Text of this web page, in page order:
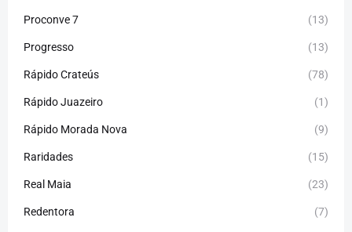
Proconve 7 (13)
Progresso (13)
Rápido Crateús (78)
Rápido Juazeiro (1)
Rápido Morada Nova (9)
Raridades (15)
Real Maia (23)
Redentora (7)